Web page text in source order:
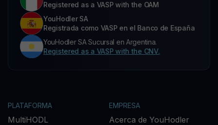
Registered as a VASP with the OAM
YouHodler SA
Registrada como VASP en el Banco de España
YouHodler SA Sucursal en Argentina.
Registered as a VASP with the CNV.
PLATAFORMA
MultiHODL
EMPRESA
Acerca de YouHodler